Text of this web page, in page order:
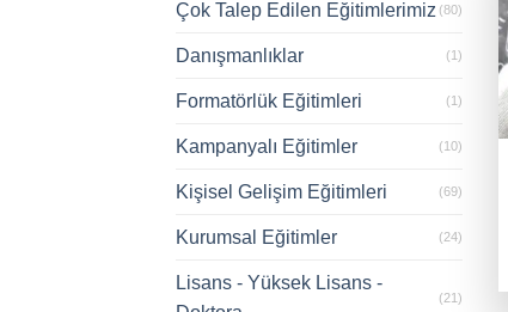
Çok Talep Edilen Eğitimlerimiz (80)
Danışmanlıklar (1)
Formatörlük Eğitimleri (1)
Kampanyalı Eğitimler (10)
Kişisel Gelişim Eğitimleri (69)
Kurumsal Eğitimler (24)
Lisans - Yüksek Lisans -
(21)